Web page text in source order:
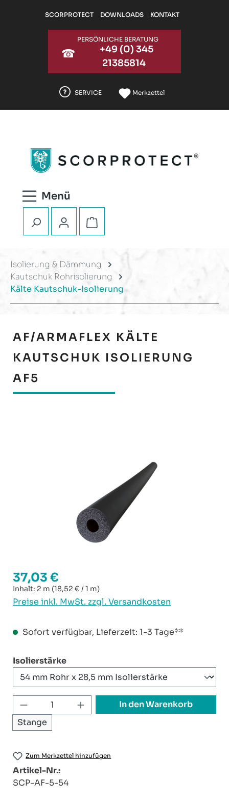
Zum Hauptinhalt springen
SCORPROTECT DOWNLOADS KONTAKT
☎
PERSÖNLICHE BERATUNG
+49 (0) 345
21385814
SERVICE Merkzettel
Warenkorb enthält 0
Isolierung & Dämmung
Kautschuk Rohrisolierung
Kälte Kautschuk-Isolierung
AF/ARMAFLEX KÄLTE
KAUTSCHUK ISOLIERUNG
AF5
Regulärer Preis:
37,03 €
Inhalt: 2 m (18,52 € / 1 m)
Preise inkl. MwSt. zzgl. Versandkosten
Sofort verfügbar, Lieferzeit: 1-3 Tage**
Isolierstärkeauswählen
Produkt Anzahl: Gib den
Stange
In den Warenkorb
Zum Merkzettel hinzufügen
Artikel-Nr.:
SCP-AF-5-54